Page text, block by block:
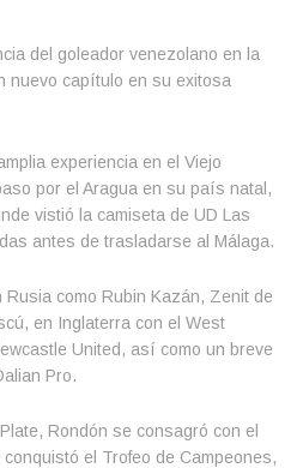
del goleador venezolano en la
nuevo capítulo en su exitosa
experiencia en el Viejo
por el Aragua en su país natal,
vistió la camiseta de UD Las
antes de trasladarse al Málaga.
como Rubin Kazán, Zenit de
en Inglaterra con el West
United, así como un breve
Pro.
Rondón se consagró con el
el Trofeo de Campeones,